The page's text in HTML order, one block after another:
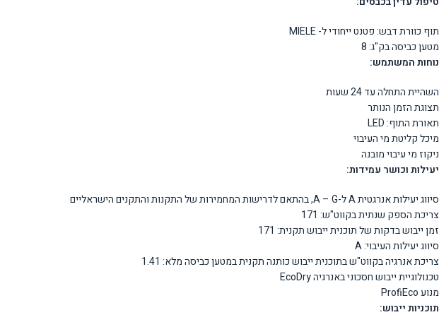
תוף כוורת דבש: פטנט ייחודי ל- MIELE
מטען כביסה בק"ג: 8
נוחות המשתמש:
השהיית התחלה עד 24 שעות
תצוגת הזמן הנותר
תאורת התוף: LED
מיכל קליטת מי העיבוי
ניקוז מי עיבוי מובנה
יעילות וכושר עמידות:
סיווג יעילות אנרגטית A ל-A – G, בהתאם לדרישות המחמירות של התקנות והתקנים הישראליים
צריכת הספק שנתית בקווט"ש: 171
זמן ייבוש בדקות של תוכנית ייבוש תקנית: 171
סיווג יעילות העיבוי: A
צריכת אנרגיה בקווט"ש בתוכנית ייבוש כותנה תקנית במטען כביסה מלא: 1.41
טכנולוגיית ייבוש חסכוני באנרגיה EcoDry
מנוע ProfiEco
תוכניות ייבוש: